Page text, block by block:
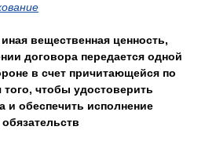
вещественная ценность,
договора передается одной
в счет причитающейся по
чтобы удостоверить
и обеспечить исполнение